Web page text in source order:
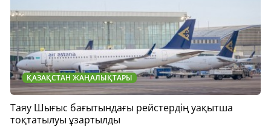
ҚАЗАҚСТАН ЖАҢАЛЫҚТАРЫ
Таяу Шығыс бағытындағы рейстердің уақытша
тоқтатылуы ұзартылды